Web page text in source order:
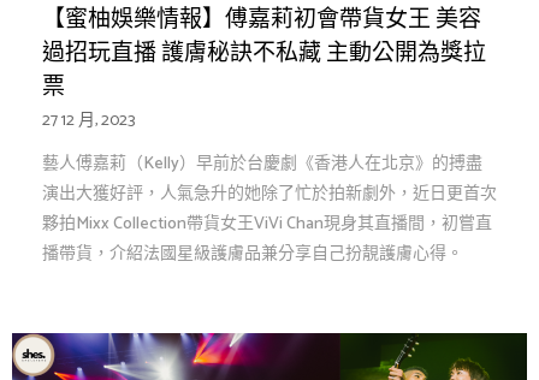
【蜜柚娛樂情報】傅嘉莉初會帶貨女王 美容
過招玩直播 護膚秘訣不私藏 主動公開為獎拉
票
27 12 月, 2023
藝人傅嘉莉（Kelly）早前於台慶劇《香港人在北京》的搏盡
演出大獲好評，人氣急升的她除了忙於拍新劇外，近日更首次
夥拍Mixx Collection帶貨女王ViVi Chan現身其直播間，初嘗直
播帶貨，介紹法國星級護膚品兼分享自己扮靚護膚心得。